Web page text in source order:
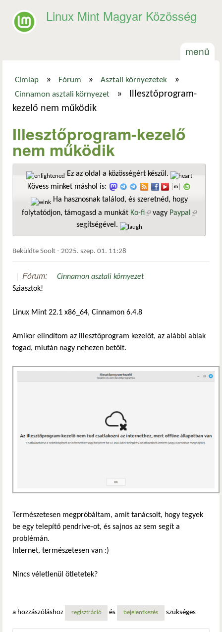
Linux Mint Magyar Közösség
menü
Jelenlegi hely
Címlap » Fórum » Asztali környezetek »
Cinnamon asztali környezet »
Illesztőprogram-
kezelő nem működik
Illesztőprogram-kezelő
nem működik
Ez az oldal a közösségért készül.
Kövess minket máshol is:
Ha hasznosnak találod, és szeretnéd, hogy
folytatódjon, támogasd a munkát Ko-fi(külső hivatkozás)
vagy Paypal
segítségével.
Beküldte Soolt - 2025. szep. 01. 11:28
Fórum:
Cinnamon asztali környezet
Sziasztok!
Linux Mint 22.1 x86_64, Cinnamon 6.4.8
Amikor elindítom az illesztőprogram kezelőt, az alábbi ablak
fogad, miután nagy nehezen betölt.
Természetesen megpróbáltam, amit tanácsolt, hogy tegyek
be egy telepítő pendrive-ot, és sajnos az sem segít a
problémán.
Internet, természetesen van :)
Nincs véletlenül ötletetek?
a hozzászóláshoz regisztráció és bejelentkezés szükséges